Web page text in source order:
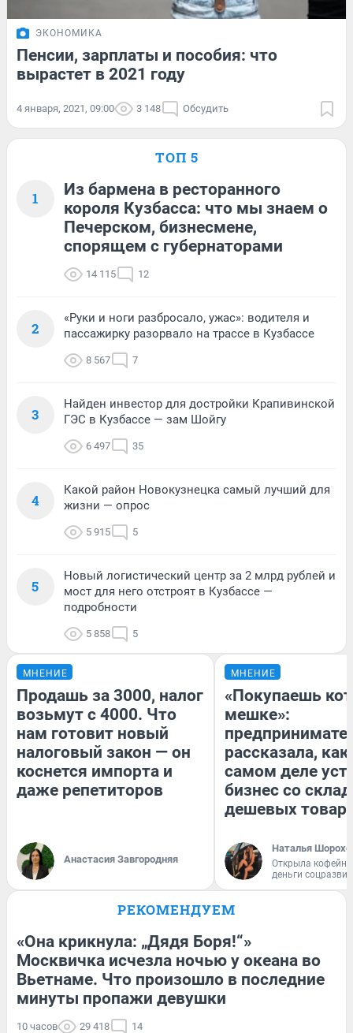
ЭКОНОМИКА
Пенсии, зарплаты и пособия: что
вырастет в 2021 году
4 января, 2021, 09:00 3 148 Обсудить
ТОП 5
1
Из бармена в ресторанного
короля Кузбасса: что мы знаем о
Печерском, бизнесмене,
спорящем с губернаторами
14 115 12
2
«Руки и ноги разбросало, ужас»: водителя и
пассажирку разорвало на трассе в Кузбассе
8 567 7
3
Найден инвестор для достройки Крапивинской
ГЭС в Кузбассе — зам Шойгу
6 497 35
4
Какой район Новокузнецка самый лучший для
жизни — опрос
5 915 5
5
Новый логистический центр за 2 млрд рублей и
мост для него отстроят в Кузбассе —
подробности
5 858 5
МНЕНИЕ
Продашь за 3000, налог
возьмут с 4000. Что
нам готовит новый
налоговый закон — он
коснется импорта и
даже репетиторов
Анастасия Завгородняя
МНЕНИЕ
«Покупаешь
мешке»:
рассказала, как
самом деле
бизнес со
дешевых
Наталья
Открыла
деньги
РЕКОМЕНДУЕМ
«Она крикнула: „Дядя Боря!“»
Москвичка исчезла ночью у океана во
Вьетнаме. Что произошло в последние
минуты пропажи девушки
10 часов 29 418 14